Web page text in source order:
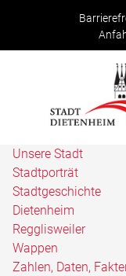
Unsere Stadt
Stadtporträt
Stadtgeschichte
Dietenheim
Regglisweiler
Wappen
Zahlen, Daten,